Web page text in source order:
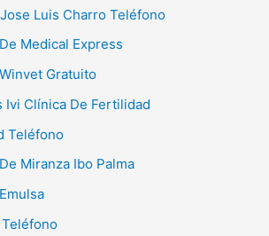
Luis Charro Teléfono
Medical Express
Gratuito
Ivi Clínica De Fertilidad
Teléfono
Miranza Ibo Palma